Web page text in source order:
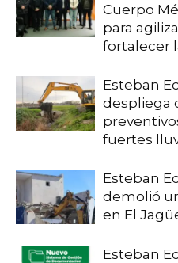
Cuerpo
para
fortalecer
Esteban
despliega
fuertes
Esteban
demolió
en El
Esteban